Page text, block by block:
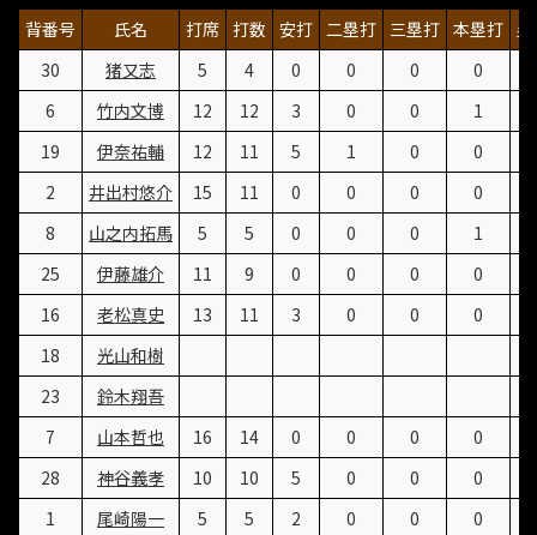
背番号 氏名 打席 打数 安打 二塁打 三塁打 本塁打
30
猪又志 5 4 0 0 0
0
6
竹内文博 12 12 3 0 0
1
19
伊奈祐輔 12 11 5 1 0
0
2
井出村悠介 15 11 0 0 0
0
8
山之内拓馬 5 5 0 0 0
1
25
伊藤雄介 11 9 0 0 0
0
16
老松真史 13 11 3 0 0
0
18
光山和樹
23
鈴木翔吾
7
山本哲也 16 14 0 0 0
0
28
神谷義孝 10 10 5 0 0
0
1
尾崎陽一 5 5 2 0 0
0